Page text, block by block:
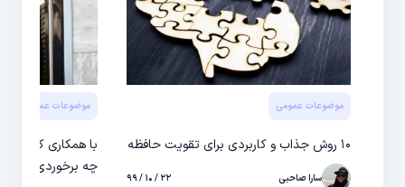
موضوعات عمومی
سارا صاحبی ۲۲ / ۱۰ / ۹۹
موضوعات عمومی
با همکاری که
چه برخوردی کنم؟